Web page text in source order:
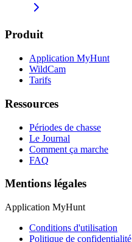
Produit
Application MyHunt
WildCam
Tarifs
Ressources
Périodes de chasse
Le Journal
Comment ça marche
FAQ
Mentions légales
Application MyHunt
Conditions d'utilisation
Politique de confidentialité